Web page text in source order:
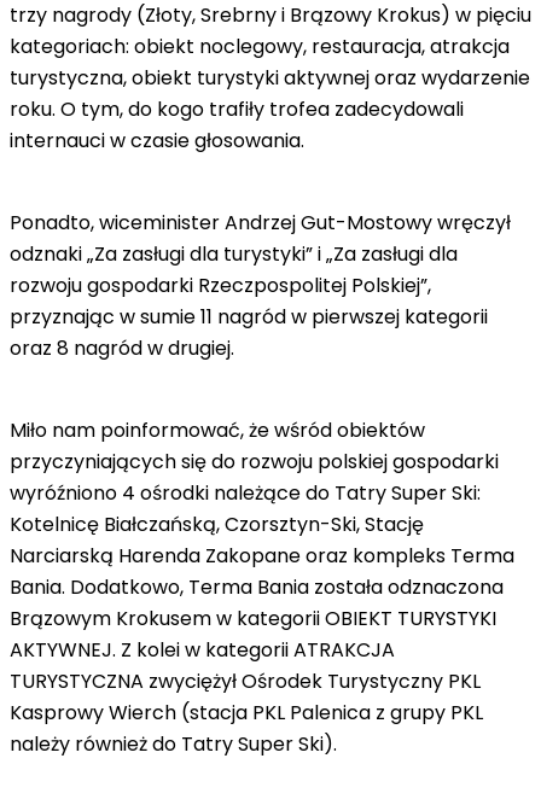
trzy nagrody (Złoty, Srebrny i Brązowy Krokus) w pięciu
kategoriach: obiekt noclegowy, restauracja, atrakcja
turystyczna, obiekt turystyki aktywnej oraz wydarzenie
roku. O tym, do kogo trafiły trofea zadecydowali
internauci w czasie głosowania.
Ponadto, wiceminister Andrzej Gut-Mostowy wręczył
odznaki „Za zasługi dla turystyki” i „Za zasługi dla
rozwoju gospodarki Rzeczpospolitej Polskiej”,
przyznając w sumie 11 nagród w pierwszej kategorii
oraz 8 nagród w drugiej.
Miło nam poinformować, że wśród obiektów
przyczyniających się do rozwoju polskiej gospodarki
wyróźniono 4 ośrodki należące do Tatry Super Ski:
Kotelnicę Białczańską, Czorsztyn-Ski, Stację
Narciarską Harenda Zakopane oraz kompleks Terma
Bania. Dodatkowo, Terma Bania została odznaczona
Brązowym Krokusem w kategorii OBIEKT TURYSTYKI
AKTYWNEJ. Z kolei w kategorii ATRAKCJA
TURYSTYCZNA zwyciężył Ośrodek Turystyczny PKL
Kasprowy Wierch (stacja PKL Palenica z grupy PKL
należy również do Tatry Super Ski).